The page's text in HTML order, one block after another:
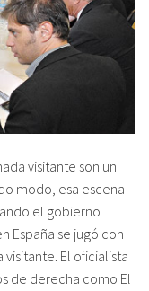
visitante son un
modo, esa escena
el gobierno
España se jugó con
El oficialista
de derecha como El